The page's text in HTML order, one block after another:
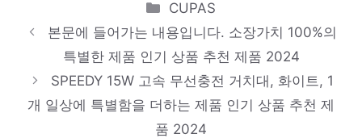
품 2024
VANKYO Leisure 200 빔프로젝터 초소형
미니빔 1080P 지원 품질보증 1년
다가오는 여름, 시원하게! 인기 상품 추천 제
품 2024
Categories
CUPAS
본문에 들어가는 내용입니다. 소장가치 100%의
특별한 제품 인기 상품 추천 제품 2024
SPEEDY 15W 고속 무선충전 거치대, 화이트, 1
개 일상에 특별함을 더하는 제품 인기 상품 추천 제
품 2024